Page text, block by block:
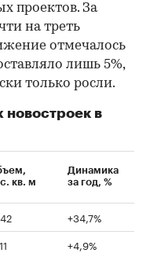
проектов. За
на треть
отмечалось
лишь 5%,
только росли.
новостроек в
кв. м
Динамика
за год, %
+34,7%
+4,9%